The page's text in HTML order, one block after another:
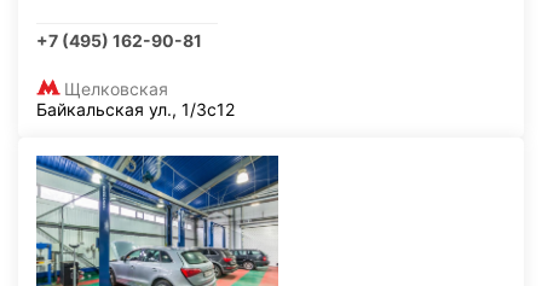
+7 (495) 162-90-81
Щелковская
Байкальская ул., 1/3с12